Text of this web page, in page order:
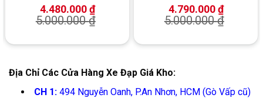
4.480.000₫
5.000.000₫
4.790.000₫
5.000.000₫
Địa Chỉ Các Cửa Hàng Xe Đạp Giá Kho:
CH 1:494 Nguyễn Oanh, P.An Nhơn, HCM (Gò Vấp cũ)